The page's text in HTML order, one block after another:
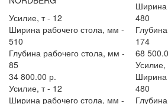
Усилие, т - 12
Ширина рабочего стола, мм -
510
Глубина рабочего стола, мм -
85
34 800.00 р.
Усилие, т - 12
Ширина рабочего стола, мм -
Ширина
480
174
68
Усилие,
Ширина
480